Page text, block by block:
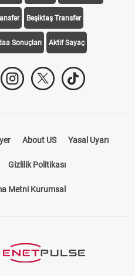
Beşiktaş Transfer
Sonuçları Aktif Sayaç
About US Yasal Uyarı
Gizlilik Politikası
Metni Kurumsal